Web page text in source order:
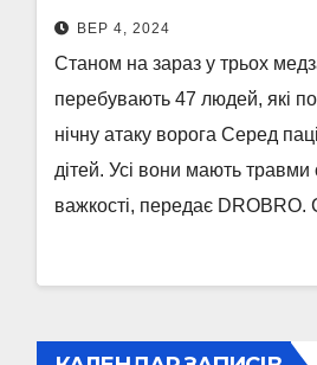
ВЕР 4, 2024
Станом на зараз у трьох
перебувають 47 людей, які
нічну атаку ворога Серед
дітей. Усі вони мають травми
важкості, передає